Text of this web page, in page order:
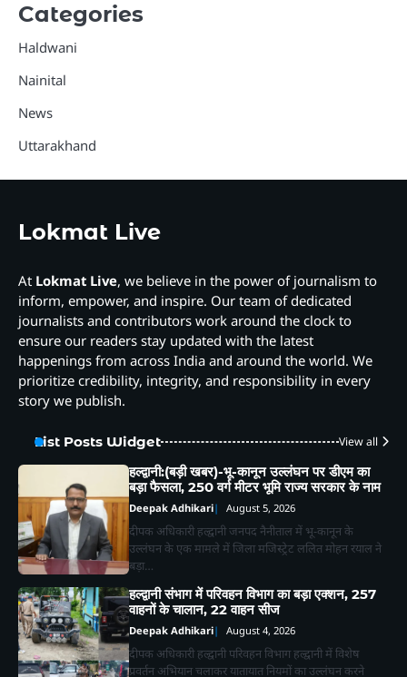
Categories
Haldwani
Nainital
News
Uttarakhand
Lokmat Live
At Lokmat Live, we believe in the power of journalism to
inform, empower, and inspire. Our team of dedicated
journalists and contributors work around the clock to
ensure our readers stay updated with the latest
happenings from across India and around the world. We
prioritize credibility, integrity, and responsibility in every
story we publish.
List Posts Widget View all
हल्द्वानी:(बड़ी खबर)-भू-कानून उल्लंघन पर डीएम का
बड़ा फैसला, 250 वर्ग मीटर भूमि राज्य सरकार के नाम
Deepak Adhikari August 5, 2026
दीपक अधिकारी हल्द्वानी जनपद नैनीताल में भू-कानून के
उल्लंघन के एक मामले में जिला मजिस्ट्रेट ललित मोहन रयाल ने
बड़ा…
हल्द्वानी संभाग में परिवहन विभाग का बड़ा एक्शन, 257
वाहनों के चालान, 22 वाहन सीज
Deepak Adhikari August 4, 2026
दीपक अधिकारी हल्द्वानी परिवहन विभाग हल्द्वानी में विशेष
प्रवर्तन अभियान चलाकर यातायात नियमों का उल्लंघन करने